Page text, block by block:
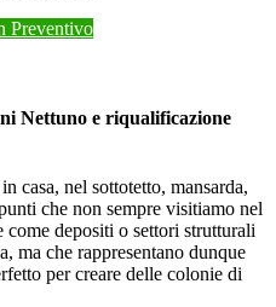
Preventivo
Nettuno e riqualificazione
casa, nel sottotetto, mansarda,
che non sempre visitiamo nel
come depositi o settori strutturali
ma che rappresentano dunque
per creare delle colonie di